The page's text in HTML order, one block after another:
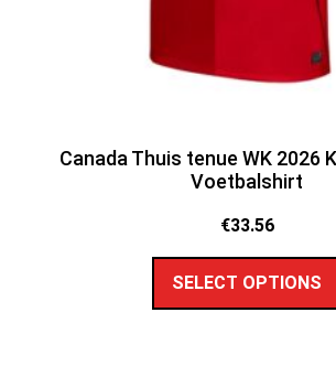
Canada Thuis tenue WK 2026
Voetbalshirt
€33.56
SELECT OPTIONS